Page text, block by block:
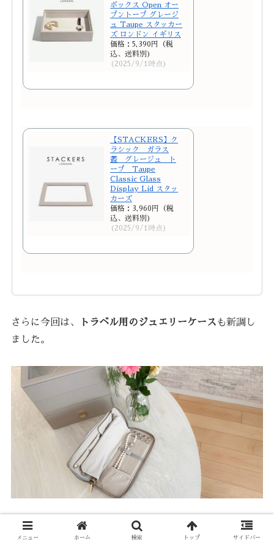
ボックス Open オー
プントープ グレージ
ュ Taupe スタッカー
ズ ロンドン イギリス
価格：5,390円（税
込、送料別)
(2025/9/1時点)
【STACKERS】ク
ラシック ガラス
蓋 グレージュ ト
ープ Taupe
Classic Glass
Display Lid スタッ
カーズ
価格：3,960円（税
込、送料別)
(2025/9/1時点)
さらに今回は、 トラベル用のジュエリーケース も新調し
ました。
きっかけは、冠婚葬祭などで欠かせないパールの一連ネ
ックレスを安心して持ち運びたい
と思ったから。
メニュー ホーム 検索 トップ サイドバー